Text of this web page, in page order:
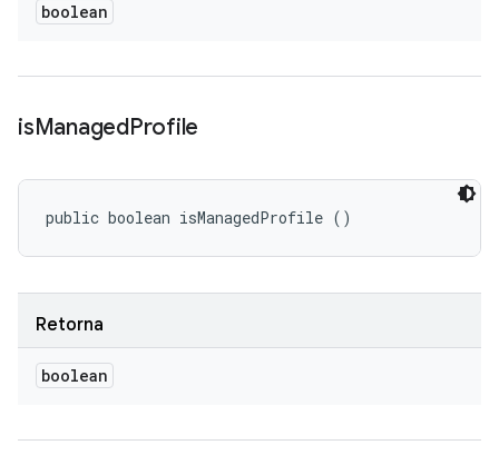
boolean
isManagedProfile
public boolean isManagedProfile ()
Retorna
boolean